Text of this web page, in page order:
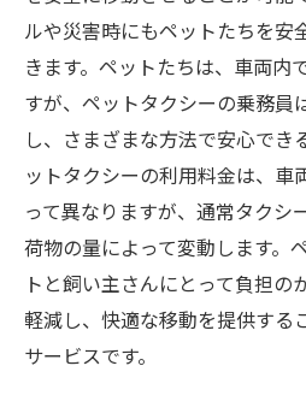
ルや災害時にもペットたちを安
きます。ペットたちは、車両内
すが、ペットタクシーの乗務員
し、さまざまな方法で安心でき
ットタクシーの利用料金は、車
って異なりますが、通常タクシ
荷物の量によって変動します。
トと飼い主さんにとって負担の
軽減し、快適な移動を提供する
サービスです。